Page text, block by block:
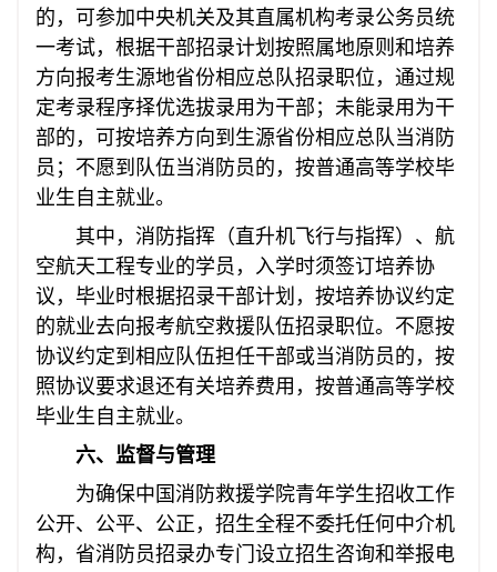
的，可参加中央机关及其直属机构考录公务员统
一考试，根据干部招录计划按照属地原则和培养
方向报考生源地省份相应总队招录职位，通过规
定考录程序择优选拔录用为干部；未能录用为干
部的，可按培养方向到生源省份相应总队当消防
员；不愿到队伍当消防员的，按普通高等学校毕
业生自主就业。
其中，消防指挥（直升机飞行与指挥）、航
空航天工程专业的学员，入学时须签订培养协
议，毕业时根据招录干部计划，按培养协议约定
的就业去向报考航空救援队伍招录职位。不愿按
协议约定到相应队伍担任干部或当消防员的，按
照协议要求退还有关培养费用，按普通高等学校
毕业生自主就业。
六、监督与管理
为确保中国消防救援学院青年学生招收工作
公开、公平、公正，招生全程不委托任何中介机
构，省消防员招录办专门设立招生咨询和举报电